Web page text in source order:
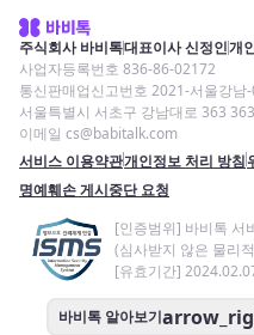
주식회사 바비톡대표이사 신정인개
사업자등록번호 836-86-02172
통신판매업신고번호 2021-서울강남
서울특별시 서초구 강남대로 363
이메일 cs@babitalk.com
서비스 이용약관개인정보 처리 방침
명예훼손 게시중단 요청
[인증범위] 바비톡 서
(심사받지 않은 물리
[유효기간]
바비톡 알아보기